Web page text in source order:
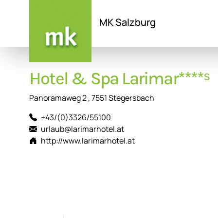
MK Salzburg
Hotel & Spa Larimar****ˢ
Panoramaweg 2 , 7551 Stegersbach
+43/(0)3326/55100
urlaub@larimarhotel.at
http://www.larimarhotel.at